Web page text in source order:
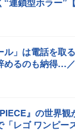
ル」は電話を取
めるのも納得…
』の世界
「レゴ ワンピー